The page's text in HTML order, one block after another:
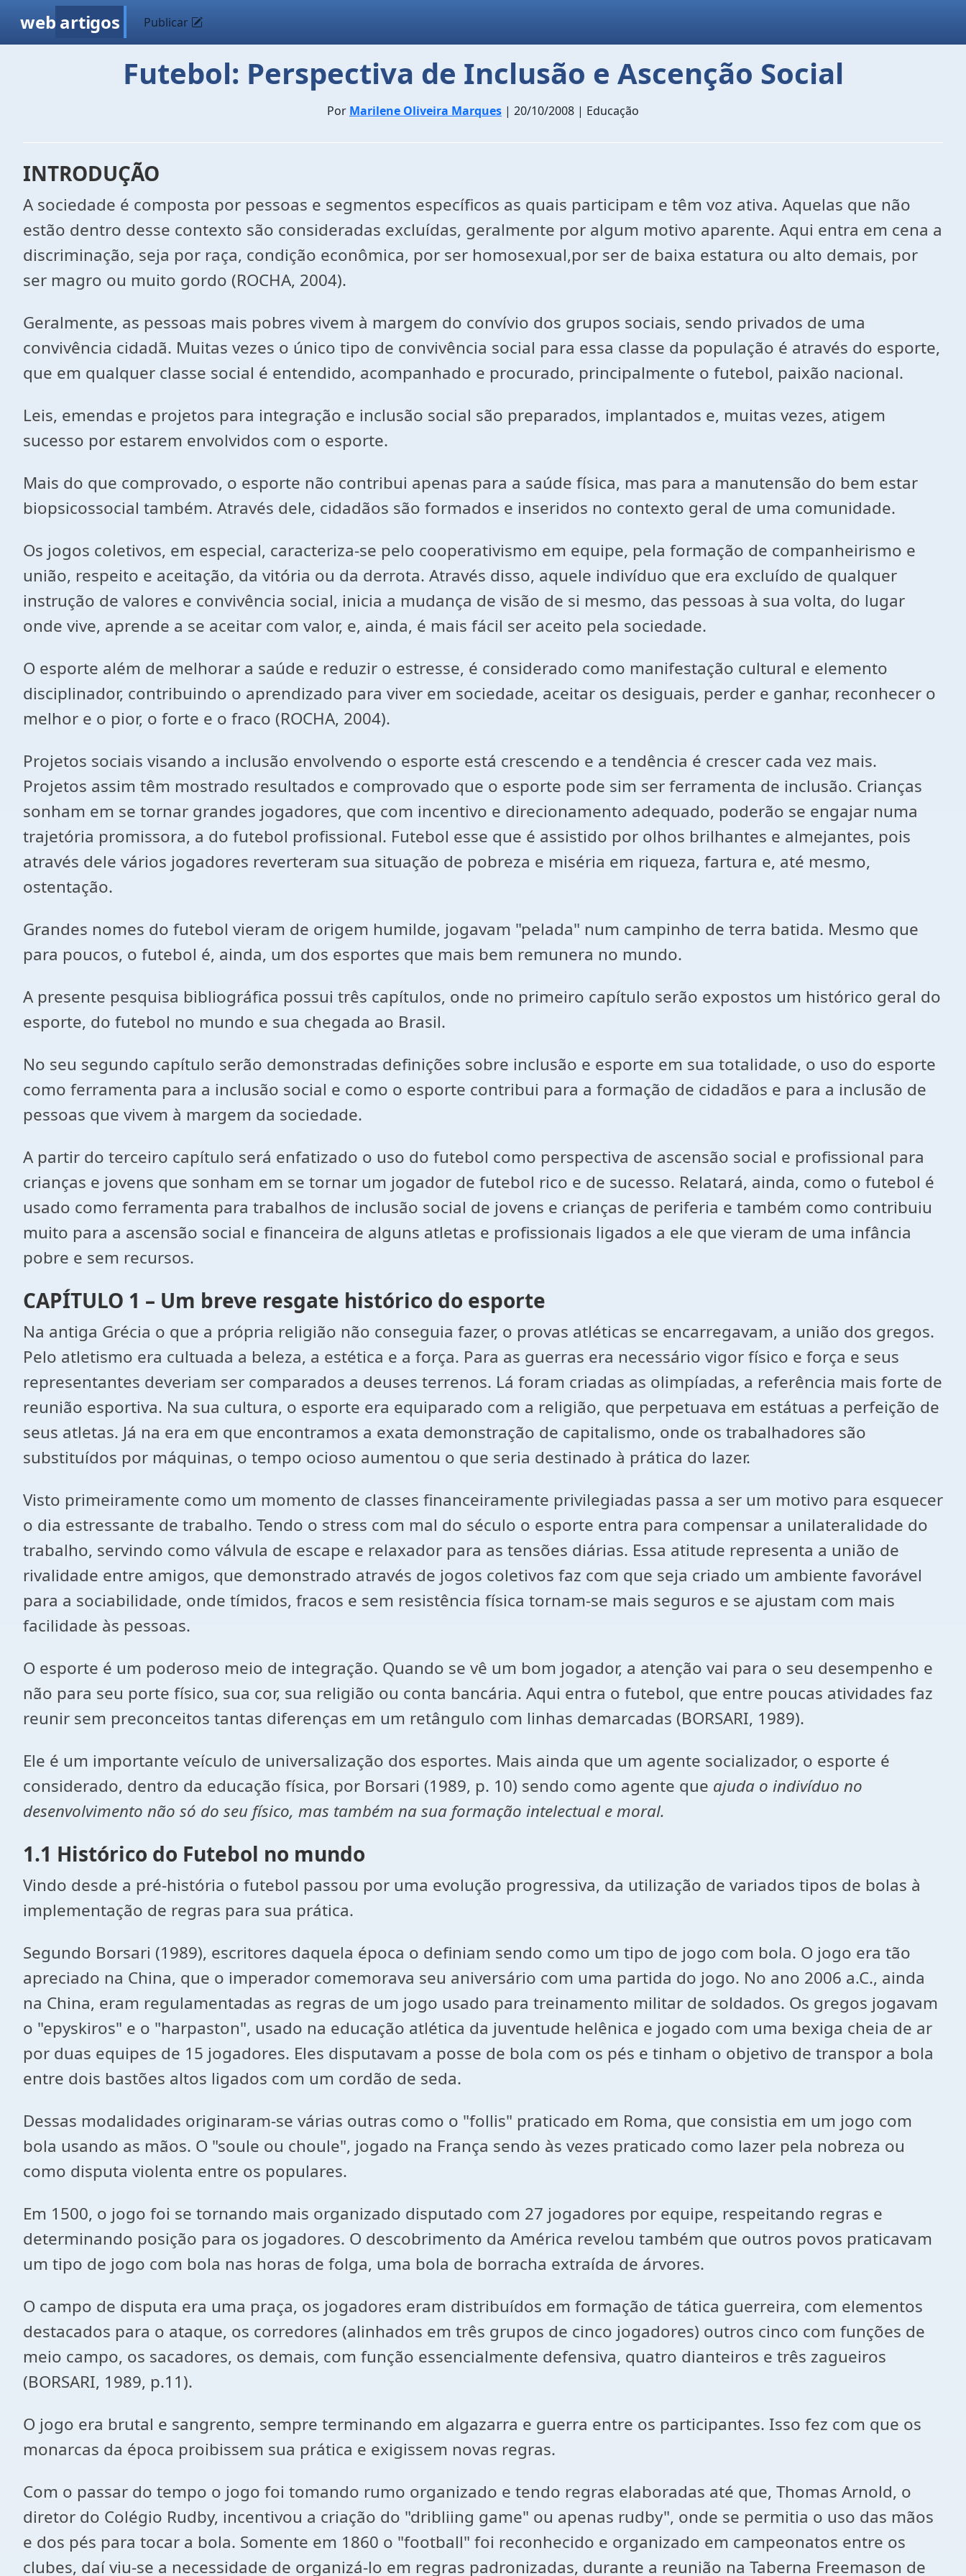
web artigos Publicar
Futebol: Perspectiva de Inclusão e Ascenção Social
Por Marilene Oliveira Marques | 20/10/2008 | Educação
INTRODUÇÃO
A sociedade é composta por pessoas e segmentos específicos as quais participam e têm voz ativa. Aquelas que não
estão dentro desse contexto são consideradas excluídas, geralmente por algum motivo aparente. Aqui entra em cena a
discriminação, seja por raça, condição econômica, por ser homosexual,por ser de baixa estatura ou alto demais, por
ser magro ou muito gordo (ROCHA, 2004).
Geralmente, as pessoas mais pobres vivem à margem do convívio dos grupos sociais, sendo privados de uma
convivência cidadã. Muitas vezes o único tipo de convivência social para essa classe da população é através do esporte,
que em qualquer classe social é entendido, acompanhado e procurado, principalmente o futebol, paixão nacional.
Leis, emendas e projetos para integração e inclusão social são preparados, implantados e, muitas vezes, atigem
sucesso por estarem envolvidos com o esporte.
Mais do que comprovado, o esporte não contribui apenas para a saúde física, mas para a manutensão do bem estar
biopsicossocial também. Através dele, cidadãos são formados e inseridos no contexto geral de uma comunidade.
Os jogos coletivos, em especial, caracteriza-se pelo cooperativismo em equipe, pela formação de companheirismo e
união, respeito e aceitação, da vitória ou da derrota. Através disso, aquele indivíduo que era excluído de qualquer
instrução de valores e convivência social, inicia a mudança de visão de si mesmo, das pessoas à sua volta, do lugar
onde vive, aprende a se aceitar com valor, e, ainda, é mais fácil ser aceito pela sociedade.
O esporte além de melhorar a saúde e reduzir o estresse, é considerado como manifestação cultural e elemento
disciplinador, contribuindo o aprendizado para viver em sociedade, aceitar os desiguais, perder e ganhar, reconhecer o
melhor e o pior, o forte e o fraco (ROCHA, 2004).
Projetos sociais visando a inclusão envolvendo o esporte está crescendo e a tendência é crescer cada vez mais.
Projetos assim têm mostrado resultados e comprovado que o esporte pode sim ser ferramenta de inclusão. Crianças
sonham em se tornar grandes jogadores, que com incentivo e direcionamento adequado, poderão se engajar numa
trajetória promissora, a do futebol profissional. Futebol esse que é assistido por olhos brilhantes e almejantes, pois
através dele vários jogadores reverteram sua situação de pobreza e miséria em riqueza, fartura e, até mesmo,
ostentação.
Grandes nomes do futebol vieram de origem humilde, jogavam "pelada" num campinho de terra batida. Mesmo que
para poucos, o futebol é, ainda, um dos esportes que mais bem remunera no mundo.
A presente pesquisa bibliográfica possui três capítulos, onde no primeiro capítulo serão expostos um histórico geral do
esporte, do futebol no mundo e sua chegada ao Brasil.
No seu segundo capítulo serão demonstradas definições sobre inclusão e esporte em sua totalidade, o uso do esporte
como ferramenta para a inclusão social e como o esporte contribui para a formação de cidadãos e para a inclusão de
pessoas que vivem à margem da sociedade.
A partir do terceiro capítulo será enfatizado o uso do futebol como perspectiva de ascensão social e profissional para
crianças e jovens que sonham em se tornar um jogador de futebol rico e de sucesso. Relatará, ainda, como o futebol é
usado como ferramenta para trabalhos de inclusão social de jovens e crianças de periferia e também como contribuiu
muito para a ascensão social e financeira de alguns atletas e profissionais ligados a ele que vieram de uma infância
pobre e sem recursos.
CAPÍTULO 1 – Um breve resgate histórico do esporte
Na antiga Grécia o que a própria religião não conseguia fazer, o provas atléticas se encarregavam, a união dos gregos.
Pelo atletismo era cultuada a beleza, a estética e a força. Para as guerras era necessário vigor físico e força e seus
representantes deveriam ser comparados a deuses terrenos. Lá foram criadas as olimpíadas, a referência mais forte de
reunião esportiva. Na sua cultura, o esporte era equiparado com a religião, que perpetuava em estátuas a perfeição de
seus atletas. Já na era em que encontramos a exata demonstração de capitalismo, onde os trabalhadores são
substituídos por máquinas, o tempo ocioso aumentou o que seria destinado à prática do lazer.
Visto primeiramente como um momento de classes financeiramente privilegiadas passa a ser um motivo para esquecer
o dia estressante de trabalho. Tendo o stress com mal do século o esporte entra para compensar a unilateralidade do
trabalho, servindo como válvula de escape e relaxador para as tensões diárias. Essa atitude representa a união de
rivalidade entre amigos, que demonstrado através de jogos coletivos faz com que seja criado um ambiente favorável
para a sociabilidade, onde tímidos, fracos e sem resistência física tornam-se mais seguros e se ajustam com mais
facilidade às pessoas.
O esporte é um poderoso meio de integração. Quando se vê um bom jogador, a atenção vai para o seu desempenho e
não para seu porte físico, sua cor, sua religião ou conta bancária. Aqui entra o futebol, que entre poucas atividades faz
reunir sem preconceitos tantas diferenças em um retângulo com linhas demarcadas (BORSARI, 1989).
Ele é um importante veículo de universalização dos esportes. Mais ainda que um agente socializador, o esporte é
considerado, dentro da educação física, por Borsari (1989, p. 10) sendo como agente que ajuda o indivíduo no
desenvolvimento não só do seu físico, mas também na sua formação intelectual e moral.
1.1 Histórico do Futebol no mundo
Vindo desde a pré-história o futebol passou por uma evolução progressiva, da utilização de variados tipos de bolas à
implementação de regras para sua prática.
Segundo Borsari (1989), escritores daquela época o definiam sendo como um tipo de jogo com bola. O jogo era tão
apreciado na China, que o imperador comemorava seu aniversário com uma partida do jogo. No ano 2006 a.C., ainda
na China, eram regulamentadas as regras de um jogo usado para treinamento militar de soldados. Os gregos jogavam
o "epyskiros" e o "harpaston", usado na educação atlética da juventude helênica e jogado com uma bexiga cheia de ar
por duas equipes de 15 jogadores. Eles disputavam a posse de bola com os pés e tinham o objetivo de transpor a bola
entre dois bastões altos ligados com um cordão de seda.
Dessas modalidades originaram-se várias outras como o "follis" praticado em Roma, que consistia em um jogo com
bola usando as mãos. O "soule ou choule", jogado na França sendo às vezes praticado como lazer pela nobreza ou
como disputa violenta entre os populares.
Em 1500, o jogo foi se tornando mais organizado disputado com 27 jogadores por equipe, respeitando regras e
determinando posição para os jogadores. O descobrimento da América revelou também que outros povos praticavam
um tipo de jogo com bola nas horas de folga, uma bola de borracha extraída de árvores.
O campo de disputa era uma praça, os jogadores eram distribuídos em formação de tática guerreira, com elementos
destacados para o ataque, os corredores (alinhados em três grupos de cinco jogadores) outros cinco com funções de
meio campo, os sacadores, os demais, com função essencialmente defensiva, quatro dianteiros e três zagueiros
(BORSARI, 1989, p.11).
O jogo era brutal e sangrento, sempre terminando em algazarra e guerra entre os participantes. Isso fez com que os
monarcas da época proibissem sua prática e exigissem novas regras.
Com o passar do tempo o jogo foi tomando rumo organizado e tendo regras elaboradas até que, Thomas Arnold, o
diretor do Colégio Rudby, incentivou a criação do "dribliing game" ou apenas rudby", onde se permitia o uso das mãos
e dos pés para tocar a bola. Somente em 1860 o "football" foi reconhecido e organizado em campeonatos entre os
clubes, daí viu-se a necessidade de organizá-lo em regras padronizadas, durante a reunião na Taberna Freemason de